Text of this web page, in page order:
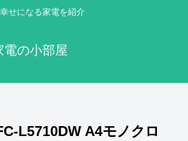
せになる家電を紹介
電の小部屋
L5710DW A4モノクロ